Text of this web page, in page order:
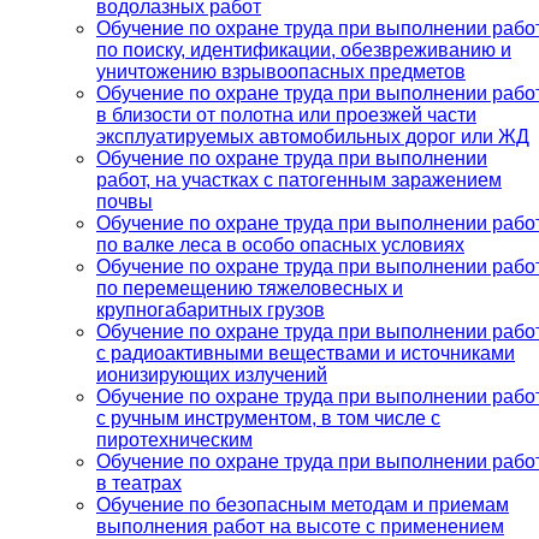
водолазных работ
Обучение по охране труда при выполнении
по поиску, идентификации, обезвреживанию и
уничтожению взрывоопасных предметов
Обучение по охране труда при выполнении
в близости от полотна или проезжей части
эксплуатируемых автомобильных дорог или ЖД
Обучение по охране труда при выполнении
работ, на участках с патогенным заражением
почвы
Обучение по охране труда при выполнении
по валке леса в особо опасных условиях
Обучение по охране труда при выполнении
по перемещению тяжеловесных и
крупногабаритных грузов
Обучение по охране труда при выполнении
с радиоактивными веществами и источниками
ионизирующих излучений
Обучение по охране труда при выполнении
с ручным инструментом, в том числе с
пиротехническим
Обучение по охране труда при выполнении
в театрах
Обучение по безопасным методам и приемам
выполнения работ на высоте с применением